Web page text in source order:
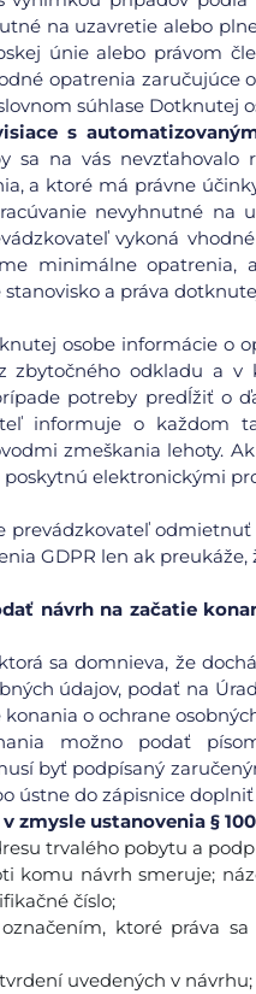
na uzavretie alebo
únie alebo právom
opatrenia zaručujúce
súhlase Dotknutej
s
sa na vás nevzťahovalo
a ktoré má právne
nevyhnutné na
vykoná
minimálne opatrenia,
a práva
osobe informácie o
zbytočného odkladu a
potreby predĺžiť o
informuje o každom
zmeškania lehoty.
elektronickými
prevádzkovateľ
GDPR len ak
návrh na začatie
sa domnieva, že
údajov, podať na
konania o ochrane
možno podať
byť podpísaný
ústne do zápisnice
zmysle ustanovenia §
trvalého pobytu a
komu návrh smeruje;
číslo;
ktoré práva
uvedených v návrhu;